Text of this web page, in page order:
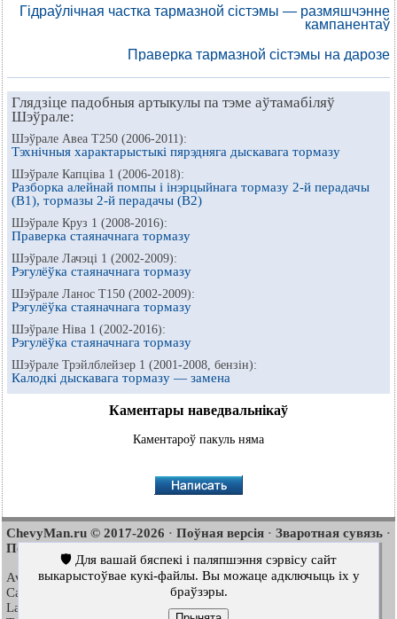
Гідраўлічная частка тармазной сістэмы — размяшчэнне
кампанентаў
Праверка тармазной сістэмы на дарозе
Глядзіце падобныя артыкулы па тэме аўтамабіляў
Шэўрале:
Шэўрале Авеа Т250 (2006-2011):
Тэхнічныя характарыстыкі пярэдняга дыскавага тормазу
Шэўрале Капціва 1 (2006-2018):
Разборка алейнай помпы і інэрцыйнага тормазу 2-й перадачы
(B1), тормазы 2-й перадачы (B2)
Шэўрале Круз 1 (2008-2016):
Праверка стаяначнага тормазу
Шэўрале Лачэці 1 (2002-2009):
Рэгулёўка стаяначнага тормазу
Шэўрале Ланос Т150 (2002-2009):
Рэгулёўка стаяначнага тормазу
Шэўрале Ніва 1 (2002-2016):
Рэгулёўка стаяначнага тормазу
Шэўрале Трэйлблейзер 1 (2001-2008, бензін):
Калодкі дыскавага тормазу — замена
Каментары наведвальнікаў
Каментароў пакуль няма
ChevyMan.ru © 2017-2026 · Поўная версія · Зваротная сувязь ·
Пошук па сайце
Aveo2003-2008·Aveo2006-2011· Aveo2012-2018·
Captiva 2008-2016·Lacetti
Lanos 2002-2016·Tahoe
🛡️ Для вашай бяспекі і паляпшэння сэрвісу сайт
выкарыстоўвае кукі-файлы. Вы можаце адключыць іх у
браўзэры.